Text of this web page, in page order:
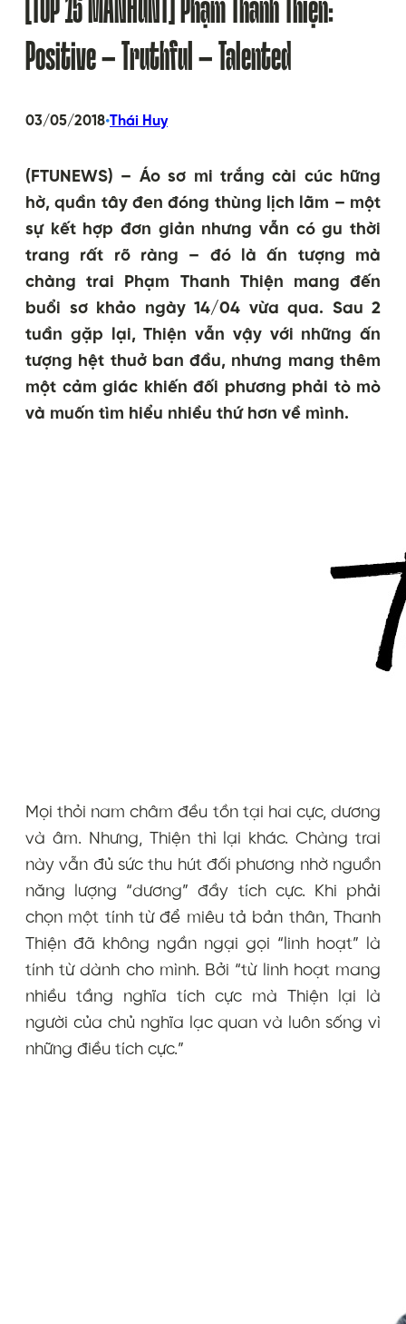
Positive – Truthful – Talented
03/05/2018•Thái Huy
(FTUNEWS) – Áo sơ mi trắng cài cúc hững
hờ, quần tây đen đóng thùng lịch lãm – một
sự kết hợp đơn giản nhưng vẫn có gu thời
trang rất rõ ràng – đó là ấn tượng mà
chàng trai Phạm Thanh Thiện mang đến
buổi sơ khảo ngày 14/04 vừa qua. Sau 2
tuần gặp lại, Thiện vẫn vậy với những ấn
tượng hệt thuở ban đầu, nhưng mang thêm
một cảm giác khiến đối phương phải tò mò
và muốn tìm hiểu nhiều thứ hơn về mình.
Mọi thỏi nam châm đều tồn tại hai cực, dương
và âm. Nhưng, Thiện thì lại khác. Chàng trai
này vẫn đủ sức thu hút đối phương nhờ nguồn
năng lượng “dương” đầy tích cực. Khi phải
chọn một tính từ để miêu tả bản thân, Thanh
Thiện đã không ngần ngại gọi “linh hoạt” là
tính từ dành cho mình. Bởi “từ linh hoạt mang
nhiều tầng nghĩa tích cực mà Thiện lại là
người của chủ nghĩa lạc quan và luôn sống vì
những điều tích cực.”